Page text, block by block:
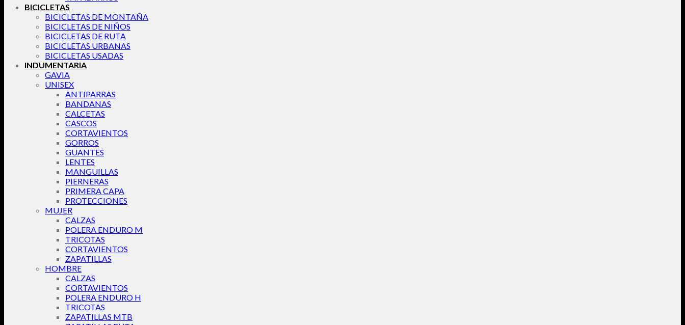
BICICLETAS
BICICLETAS DE MONTAÑA
BICICLETAS DE NIÑOS
BICICLETAS DE RUTA
BICICLETAS URBANAS
BICICLETAS USADAS
INDUMENTARIA
GAVIA
UNISEX
ANTIPARRAS
BANDANAS
CALCETAS
CASCOS
CORTAVIENTOS
GORROS
GUANTES
LENTES
MANGUILLAS
PIERNERAS
PRIMERA CAPA
PROTECCIONES
MUJER
CALZAS
POLERA ENDURO M
TRICOTAS
CORTAVIENTOS
ZAPATILLAS
HOMBRE
CALZAS
CORTAVIENTOS
POLERA ENDURO H
TRICOTAS
ZAPATILLAS MTB